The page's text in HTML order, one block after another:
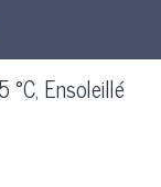
Ensoleillé